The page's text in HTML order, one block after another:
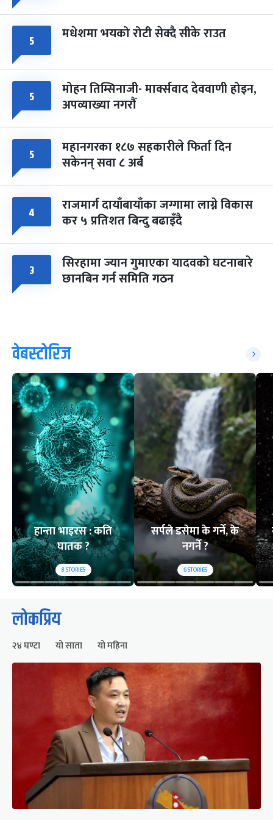
५ मधेशमा भयको रोटी सेक्दै सीके राउत
५ मोहन तिम्सिनाजी- मार्क्सवाद देववाणी होइन,
अपव्याख्या नगरौं
५ महानगरका १८७ सहकारीले फिर्ता दिन
सकेनन् सवा ८ अर्ब
४ राजमार्ग दायाँबायाँका जग्गामा लाग्ने विकास
कर ५ प्रतिशत बिन्दु बढाइँदै
३ सिरहामा ज्यान गुमाएका यादवको घटनाबारे
छानबिन गर्न समिति गठन
वेबस्टोरिज
हान्ता भाइरस : कति
घातक ?
8STORIES
सर्पले डसेमा के गर्ने, के
नगर्ने ?
6STORIES
लोकप्रिय
२४ घण्टा यो साता यो महिना